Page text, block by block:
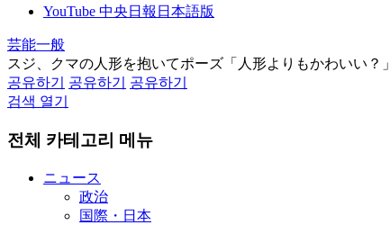
YouTube 中央日報日本語版
芸能一般
スジ、クマの人形を抱いてポーズ「人形よりもかわいい？」
공유하기
공유하기
공유하기
검색 열기
전체 카테고리 메뉴
ニュース
政治
国際・日本